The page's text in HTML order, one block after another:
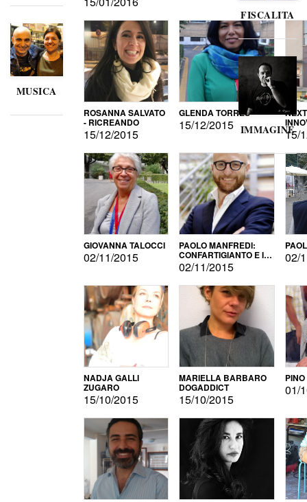
MUSICA
ROSANNA SALVATO
- RICREANDO
15/12/2015
GLENDA TORRES
15/12/2015
15/
GIOVANNA TALOCCI
02/11/2015
PAOLO MANFREDI:
CONFARTIGIANTO E IL
SONDAGGIO
02/11/2015
02/
NADJA GALLI
ZUGARO
15/10/2015
MARIELLA BARBARO
DOGADDICT
15/10/2015
01/
FISCALITA
IMMAGINE